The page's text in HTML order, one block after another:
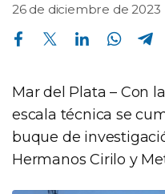
26 de diciembre de 2023
Compartir en Facebook Compartir en Twitter Compartir en Linkedin Compartir en Whatsapp
Mar del Plata – Con
escala técnica se
buque de
Hermanos Cirilo y